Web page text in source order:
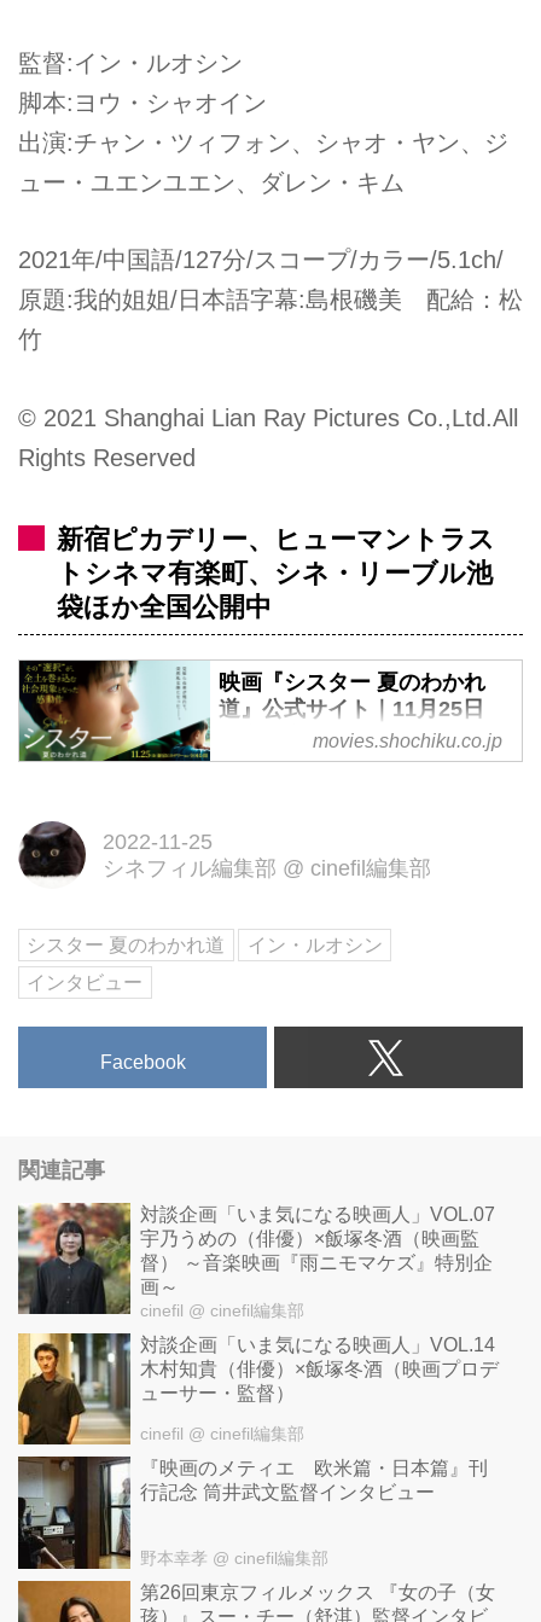
監督:イン・ルオシン
脚本:ヨウ・シャオイン
出演:チャン・ツィフォン、シャオ・ヤン、ジ
ュー・ユエンユエン、ダレン・キム
2021年/中国語/127分/スコープ/カラー/5.1ch/
原題:我的姐姐/日本語字幕:島根磯美 配給：松
竹
© 2021 Shanghai Lian Ray Pictures Co.,Ltd.All
Rights Reserved
新宿ピカデリー、ヒューマントラス
トシネマ有楽町、シネ・リーブル池
袋ほか全国公開中
映画『シスター 夏のわかれ
道』公式サイト｜11月25日
（金）全国公開
作
movies.shochiku.co.jp
2022-11-25
シネフィル編集部 @ cinefil編集部
シスター 夏のわかれ道
イン・ルオシン
インタビュー
Facebook
関連記事
対談企画「いま気になる映画人」VOL.07
宇乃うめの（俳優）×飯塚冬酒（映画監
督） ～音楽映画『雨ニモマケズ』特別企
画～
cinefil @ cinefil編集部
対談企画「いま気になる映画人」VOL.14
木村知貴（俳優）×飯塚冬酒（映画プロデ
ューサー・監督）
cinefil @ cinefil編集部
『映画のメティエ 欧米篇・日本篇』刊
行記念 筒井武文監督インタビュー
野本幸孝 @ cinefil編集部
第26回東京フィルメックス 『女の子（女
孩）』スー・チー（舒淇）監督インタビ